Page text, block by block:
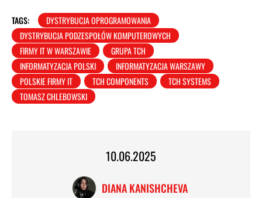
TAGS:
DYSTRYBUCJA OPROGRAMOWANIA
DYSTRYBUCJA PODZESPOŁÓW KOMPUTEROWYCH
FIRMY IT W WARSZAWIE
GRUPA TCH
INFORMATYZACJA POLSKI
INFORMATYZACJA WARSZAWY
POLSKIE FIRMY IT
TCH COMPONENTS
TCH SYSTEMS
TOMASZ CHLEBOWSKI
10.06.2025
DIANA KANISHCHEVA